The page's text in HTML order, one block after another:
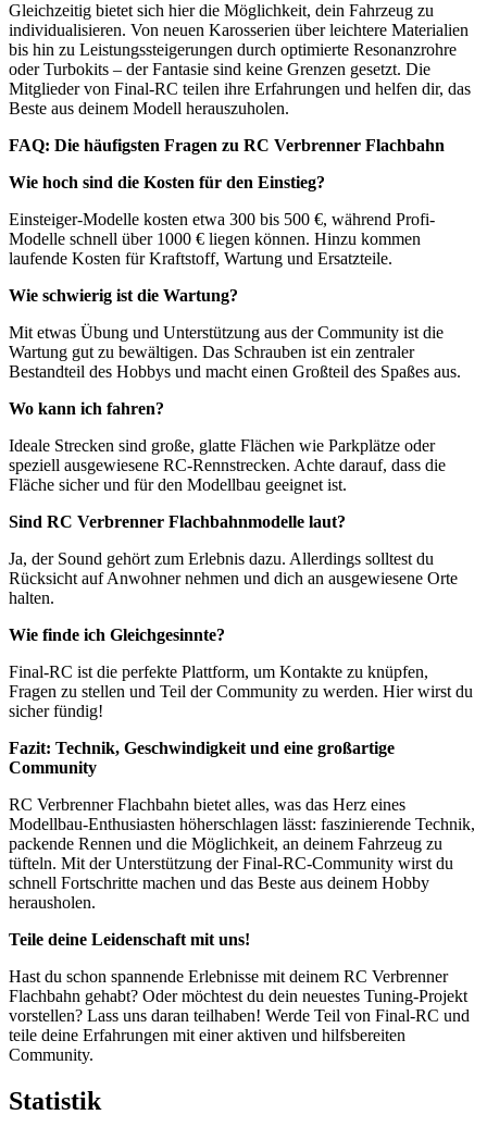
Gleichzeitig bietet sich hier die Möglichkeit, dein Fahrzeug zu
individualisieren. Von neuen Karosserien über leichtere Materialien
bis hin zu Leistungssteigerungen durch optimierte Resonanzrohre
oder Turbokits – der Fantasie sind keine Grenzen gesetzt. Die
Mitglieder von Final-RC teilen ihre Erfahrungen und helfen dir, das
Beste aus deinem Modell herauszuholen.
FAQ: Die häufigsten Fragen zu RC Verbrenner Flachbahn
Wie hoch sind die Kosten für den Einstieg?
Einsteiger-Modelle kosten etwa 300 bis 500 €, während Profi-
Modelle schnell über 1000 € liegen können. Hinzu kommen
laufende Kosten für Kraftstoff, Wartung und Ersatzteile.
Wie schwierig ist die Wartung?
Mit etwas Übung und Unterstützung aus der Community ist die
Wartung gut zu bewältigen. Das Schrauben ist ein zentraler
Bestandteil des Hobbys und macht einen Großteil des Spaßes aus.
Wo kann ich fahren?
Ideale Strecken sind große, glatte Flächen wie Parkplätze oder
speziell ausgewiesene RC-Rennstrecken. Achte darauf, dass die
Fläche sicher und für den Modellbau geeignet ist.
Sind RC Verbrenner Flachbahnmodelle laut?
Ja, der Sound gehört zum Erlebnis dazu. Allerdings solltest du
Rücksicht auf Anwohner nehmen und dich an ausgewiesene Orte
halten.
Wie finde ich Gleichgesinnte?
Final-RC ist die perfekte Plattform, um Kontakte zu knüpfen,
Fragen zu stellen und Teil der Community zu werden. Hier wirst du
sicher fündig!
Fazit: Technik, Geschwindigkeit und eine großartige
Community
RC Verbrenner Flachbahn bietet alles, was das Herz eines
Modellbau-Enthusiasten höherschlagen lässt: faszinierende Technik,
packende Rennen und die Möglichkeit, an deinem Fahrzeug zu
tüfteln. Mit der Unterstützung der Final-RC-Community wirst du
schnell Fortschritte machen und das Beste aus deinem Hobby
herausholen.
Teile deine Leidenschaft mit uns!
Hast du schon spannende Erlebnisse mit deinem RC Verbrenner
Flachbahn gehabt? Oder möchtest du dein neuestes Tuning-Projekt
vorstellen? Lass uns daran teilhaben! Werde Teil von Final-RC und
teile deine Erfahrungen mit einer aktiven und hilfsbereiten
Community.
Statistik